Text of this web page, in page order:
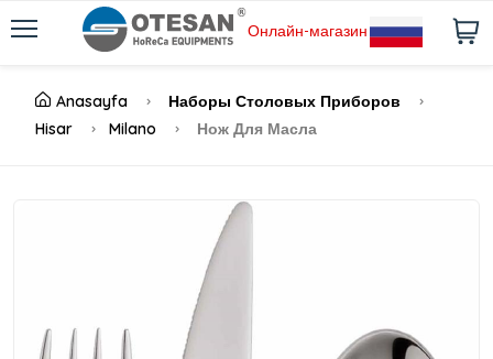
Онлайн-магазин
Anasayfa
Наборы Столовых Приборов
Hisar
Milano Нож Для Масла